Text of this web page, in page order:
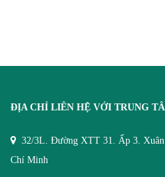
ĐỊA CHỈ LIÊN HỆ VỚI TRUNG
32/3L. Đường XTT 31. Ấp 3.
Chí Minh